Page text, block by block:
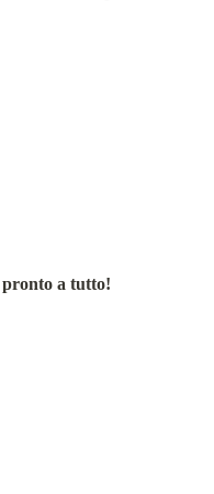
pronto a tutto!